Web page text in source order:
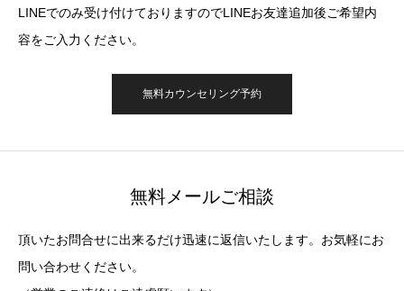
LINEでのみ受け付けておりますのでLINEお友達追加後ご希望内
容をご入力ください。
無料カウンセリング予約
無料メールご相談
頂いたお問合せに出来るだけ迅速に返信いたします。お気軽にお
問い合わせください。